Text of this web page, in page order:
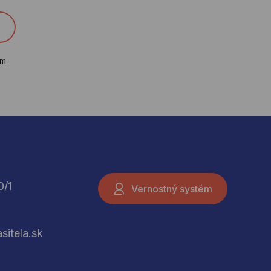
1 Vernostný systém